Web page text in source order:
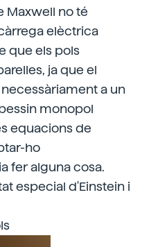
Maxwell no té
elèctrica
que els pols
ja que el
a un
monopol
equacions de
ho
fer alguna cosa.
especial d'Einstein i